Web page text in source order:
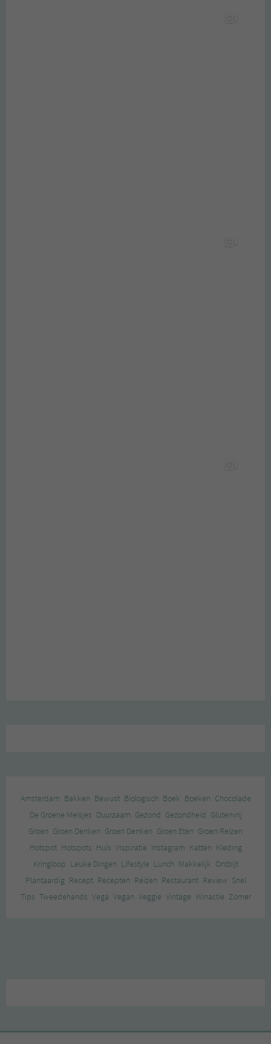
Amsterdam Bakken Bewust Biologisch Boek Boeken Chocolade
De Groene Meisjes Duurzaam Gezond Gezondheid Glutenvrij
Groen Groen Denken Groen Denken Groen Eten Groen Reizen
Hotspot Hotspots Huis Inspiratie Instagram Katten Kleding
Kringloop Leuke Dingen Lifestyle Lunch Makkelijk Ontbijt
Plantaardig Recept Recepten Reizen Restaurant Review Snel
Tips Tweedehands Vega Vegan Veggie Vintage Winactie Zomer